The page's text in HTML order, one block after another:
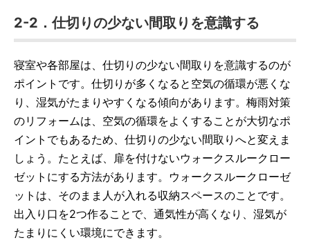
2-2．仕切りの少ない間取りを意識する
寝室や各部屋は、仕切りの少ない間取りを意識するのが
ポイントです。仕切りが多くなると空気の循環が悪くな
り、湿気がたまりやすくなる傾向があります。梅雨対策
のリフォームは、空気の循環をよくすることが大切なポ
イントでもあるため、仕切りの少ない間取りへと変えま
しょう。たとえば、扉を付けないウォークスルークロー
ゼットにする方法があります。ウォークスルークローゼ
ットは、そのまま人が入れる収納スペースのことです。
出入り口を2つ作ることで、通気性が高くなり、湿気が
たまりにくい環境にできます。